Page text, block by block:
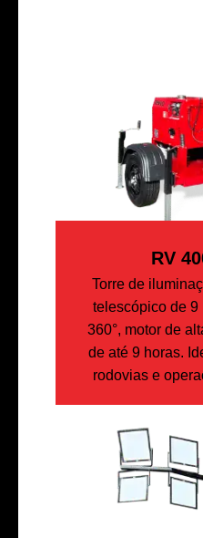
RV
Torre de
telescópico de 9
360°, motor de
de até 9 horas.
rodovias e